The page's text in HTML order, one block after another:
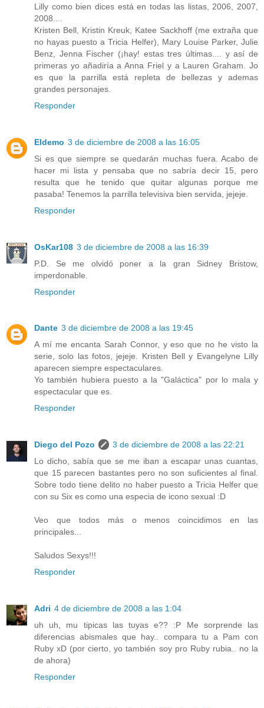
Lilly como bien dices está en todas las listas, 2006, 2007,
2008....
Kristen Bell, Kristin Kreuk, Katee Sackhoff (me extraña que
no hayas puesto a Tricia Helfer), Mary Louise Parker, Julie
Benz, Jenna Fischer (¡hay! estas tres últimas.... y así de
primeras yo añadiría a Anna Friel y a Lauren Graham. Jo
es que la parrilla está repleta de bellezas y ademas
grandes personajes.
Responder
Eldemo 3 de diciembre de 2008 a las 16:05
Si es que siempre se quedarán muchas fuera. Acabo de
hacer mi lista y pensaba que no sabría decir 15, pero
resulta que he tenido que quitar algunas porque me
pasaba! Tenemos la parrilla televisiva bien servida, jejeje.
Responder
OsKar108 3 de diciembre de 2008 a las 16:39
P.D. Se me olvidó poner a la gran Sidney Bristow,
imperdonable.
Responder
Dante 3 de diciembre de 2008 a las 19:45
A mí me encanta Sarah Connor, y eso que no he visto la
serie, solo las fotos, jejeje. Kristen Bell y Evangelyne Lilly
aparecen siempre espectaculares.
Yo también hubiera puesto a la "Galáctica" por lo mala y
espectacular que es.
Responder
Diego del Pozo
3 de diciembre de 2008 a las 22:21
Lo dicho, sabía que se me iban a escapar unas cuantas,
que 15 parecen bastantes pero no son suficientes al final.
Sobre todo tiene delito no haber puesto a Tricia Helfer que
con su Six es como una especia de icono sexual :D
Veo que todos más o menos coincidimos en las
principales...
Saludos Sexys!!!
Responder
Adri 4 de diciembre de 2008 a las 1:04
uh uh, mu tipicas las tuyas e?? :P Me sorprende las
diferencias abismales que hay.. compara tu a Pam con
Ruby xD (por cierto, yo también soy pro Ruby rubia.. no la
de ahora)
Responder